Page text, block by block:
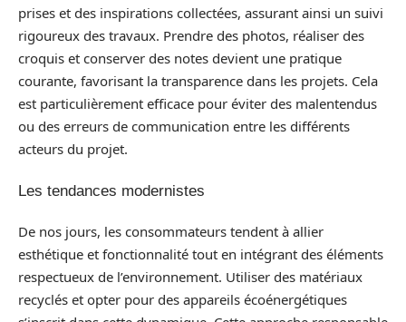
prises et des inspirations collectées, assurant ainsi un suivi
rigoureux des travaux. Prendre des photos, réaliser des
croquis et conserver des notes devient une pratique
courante, favorisant la transparence dans les projets. Cela
est particulièrement efficace pour éviter des malentendus
ou des erreurs de communication entre les différents
acteurs du projet.
Les tendances modernistes
De nos jours, les consommateurs tendent à allier
esthétique et fonctionnalité tout en intégrant des éléments
respectueux de l’environnement. Utiliser des matériaux
recyclés et opter pour des appareils écoénergétiques